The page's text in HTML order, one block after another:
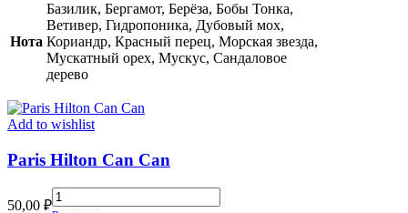
Нота
Базилик, Бергамот, Берёза, Бобы Тонка,
Ветивер, Гидропоника, Дубовый мох,
Кориандр, Красный перец, Морская звезда,
Мускатный орех, Мускус, Сандаловое
дерево
Add to wishlist
Paris Hilton Can Can
50,00 ₽
Paris